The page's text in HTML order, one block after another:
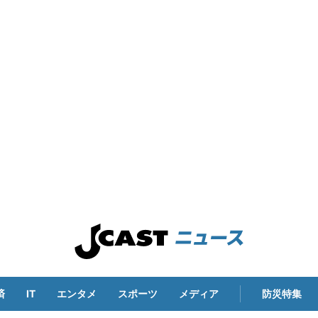
IT エンタメ スポーツ メディア 防災特集